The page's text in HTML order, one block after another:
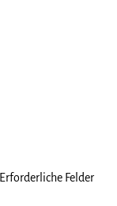
Erforderliche Felder